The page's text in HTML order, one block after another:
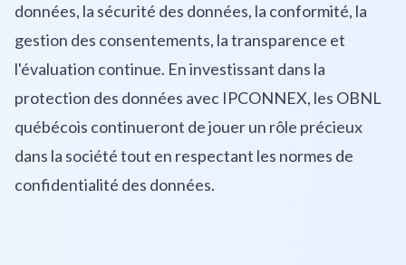
données, la sécurité des données, la conformité, la
gestion des consentements, la transparence et
l'évaluation continue. En investissant dans la
protection des données avec IPCONNEX, les OBNL
québécois continueront de jouer un rôle précieux
dans la société tout en respectant les normes de
confidentialité des données.